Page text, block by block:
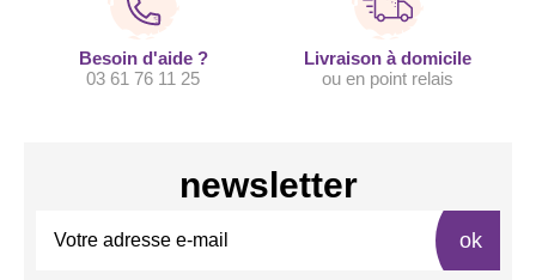
Besoin d'aide ?
03 61 76 11 25
Livraison à domicile
ou en point relais
newsletter
ok